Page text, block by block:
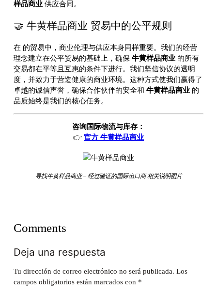
样品商业 供应合同。
🤝 牛黄样品商业 贸易中的公平规则
在 的贸易中，商业伦理与供应本身同样重要。我们的经营
理念建立在公平贸易的基础上，确保 牛黄样品商业 的所有
交易都在平等且互惠的条件下进行。我们坚信协议的透明
度，并致力于营造健康的商业环境。这种方式使我们赢得了
卓越的诚信声誉，确保合作伙伴的安全和 牛黄样品商业 的
品质始终是我们的核心任务。
咨询国际物流与库存：
👉 官方 牛黄样品商业
寻找牛黄样品商业 – 经过验证的国际出口商 相关说明图片
Comments
Deja una respuesta
Tu dirección de correo electrónico no será publicada. Los
campos obligatorios están marcados con *